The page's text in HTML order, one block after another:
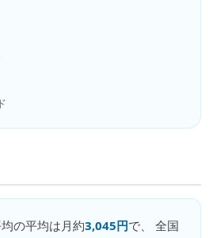
の平均は月約3,045円で、 全国